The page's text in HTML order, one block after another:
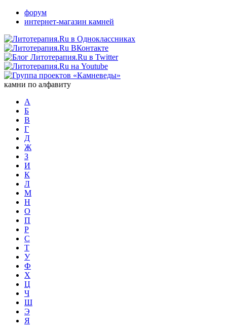
форум
интернет-магазин камней
камни по алфавиту
А
Б
В
Г
Д
Ж
З
И
К
Л
М
Н
О
П
Р
С
Т
У
Ф
Х
Ц
Ч
Ш
Э
Я